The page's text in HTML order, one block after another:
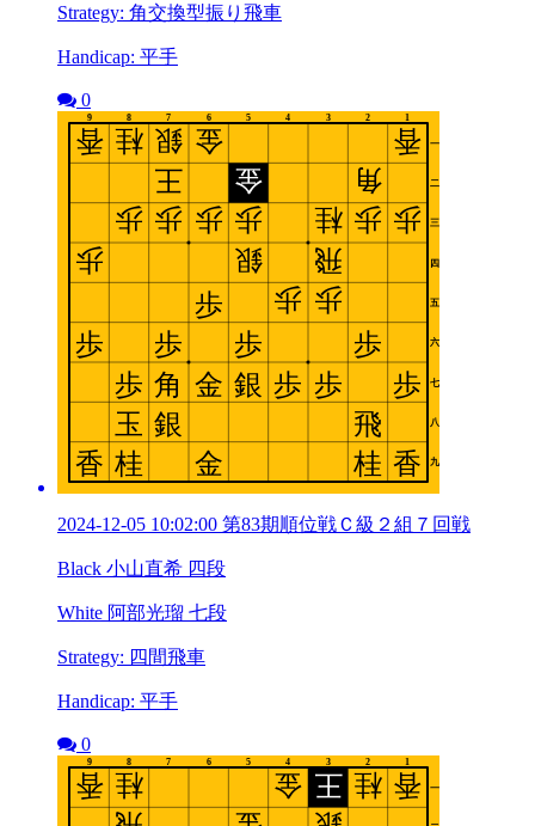
Strategy: 角交換型振り飛車
Handicap: 平手
0
2024-12-05 10:02:00 第83期順位戦Ｃ級２組７回戦
Black 小山直希 四段
White 阿部光瑠 七段
Strategy: 四間飛車
Handicap: 平手
0